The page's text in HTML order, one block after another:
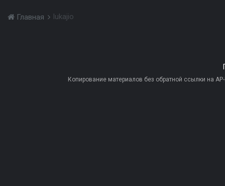
Главная lukajio
Копирование материалов без обратной ссылки на